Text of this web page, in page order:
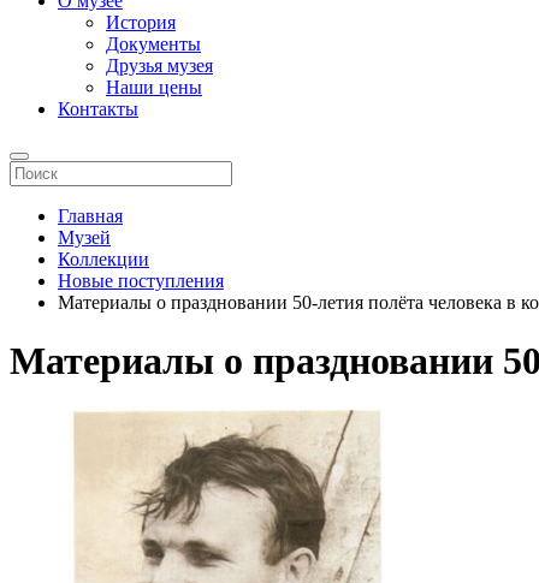
История
Документы
Друзья музея
Наши цены
Контакты
Главная
Музей
Коллекции
Новые поступления
Материалы о праздновании 50-летия полёта человека в
Материалы о праздновании